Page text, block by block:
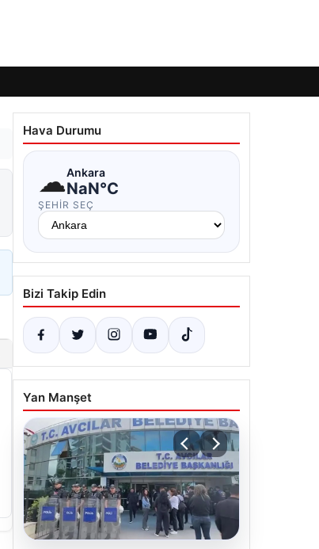
Hava Durumu
☁Ankara
NaN°C
ŞEHIR SEÇ
Bizi Takip Edin
Yan Manşet